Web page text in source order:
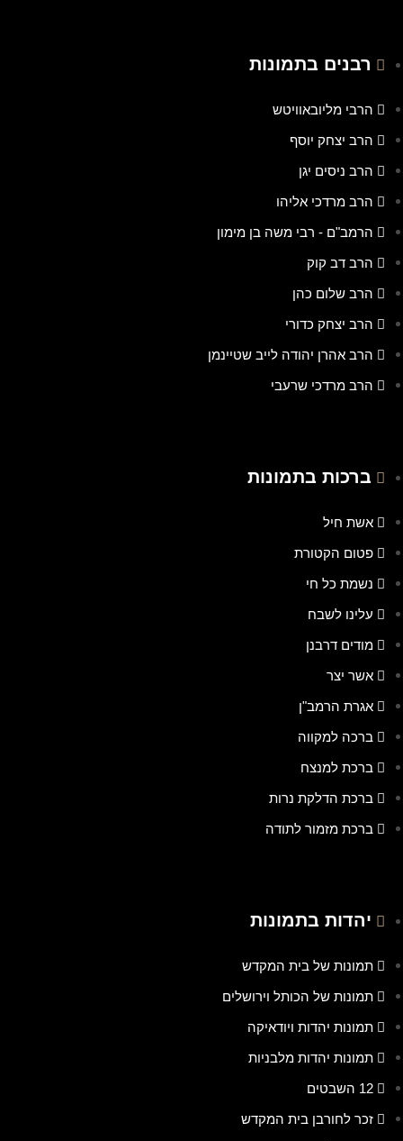
רבנים בתמונות
הרבי מליובאוויטש
הרב יצחק יוסף
הרב ניסים יגן
הרב מרדכי אליהו
הרמב"ם - רבי משה בן מימון
הרב דב קוק
הרב שלום כהן
הרב יצחק כדורי
הרב אהרן יהודה לייב שטיינמן
הרב מרדכי שרעבי
ברכות בתמונות
אשת חיל
פטום הקטורת
נשמת כל חי
עלינו לשבח
מודים דרבנן
אשר יצר
אגרת הרמב"ן
ברכה למקווה
ברכת למנצח
ברכת הדלקת נרות
ברכת מזמור לתודה
יהדות בתמונות
תמונות של בית המקדש
תמונות של הכותל וירושלים
תמונות יהדות ויודאיקה
תמונות יהדות מלבניות
12 השבטים
זכר לחורבן בית המקדש